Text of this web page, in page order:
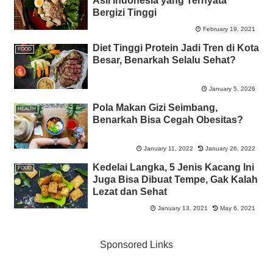
Bergizi Tinggi
February 19, 2021
FOOD
Diet Tinggi Protein Jadi Tren di Kota
Besar, Benarkah Selalu Sehat?
January 5, 2026
HEALTH
Pola Makan Gizi Seimbang,
Benarkah Bisa Cegah Obesitas?
January 11, 2022 January 26, 2022
FOOD
Kedelai Langka, 5 Jenis Kacang Ini
Juga Bisa Dibuat Tempe, Gak Kalah
Lezat dan Sehat
January 13, 2021 May 6, 2021
Sponsored Links